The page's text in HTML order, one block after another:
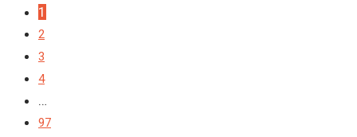
1
2
3
4
…
97